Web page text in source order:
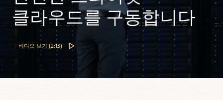
기술 개요: Oracle SPARC T8 및 M8 서버 아키텍처(PDF)
FAQ: SPARC M8-8 Server(PDF)
데이터 시트: Oracle SPARC T8-2 서버(PDF)
데이터 시트: Oracle SPARC T8-4 서버(PDF)
FAQ: SPARC T8 Server(PDF)
성능, 안정성으로 고객 가치를 높입니다.
데이터 시트: Oracle SPARC S7 서버(PDF)
데이터 시트: Oracle SPARC S7 프로세서(PDF)
기술 개요: Oracle SPARC S7 Server 아키텍처(PDF)
FAQ: SPARC S7 Server(PDF)
고객이 사용하는 프로세서 코어에 대해서만 비용을 지불하는
코어당 활성화로 UNIX 워크로드 지원 비용을 절감할 수 있도록
합니다.
첨단 설계로 가동 시간 증가
오류 감지 및 복구 방식을 포함한 기본 내장된 안정성, 가용성,
보수 용이성 기능은 안정적인 운영을 보장하고 중요한 고객
애플리케이션의 가동 시간을 극대화합니다.
클라우드를 구동합니다
비디오 보기 (2:13)